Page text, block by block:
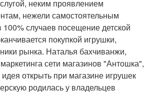
неким проявлением
нежели самостоятельным
случаев посещение детской
покупкой игрушки,
рынка. Наталья бахчиванжи,
сети магазинов "Антошка",
идея открыть при магазине игрушек
родилась у владельцев